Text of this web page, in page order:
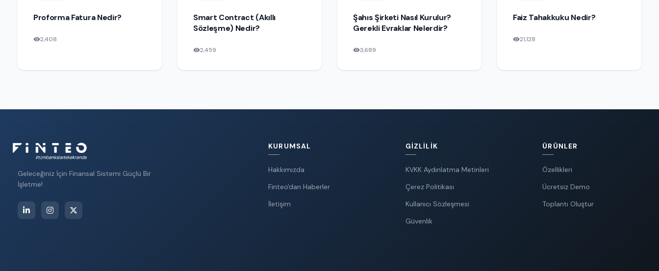
Proforma Fatura Nedir?
2,408
Smart Contract (Akıllı
Sözleşme) Nedir?
2,459
Şahıs Şirketi Nasıl Kurulur?
Gerekli Evraklar Nelerdir?
3,689
Faiz Tahakkuku Nedir?
21,128
Geleceğiniz İçin Finansal Sistemi Güçlü Bir
İşletme!
KURUMSAL
Hakkımızda
Finteo'dan Haberler
İletişim
GIZLILIK
KVKK Aydınlatma Metinleri
Çerez Politikası
Kullanıcı Sözleşmesi
Güvenlik
ÜRÜNLER
Özellikleri
Ücretsiz Demo
Toplantı Oluştur